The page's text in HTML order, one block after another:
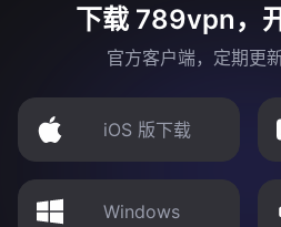
下载 789vpn，
官方客户端，定期更
iOS 版下载
Windows